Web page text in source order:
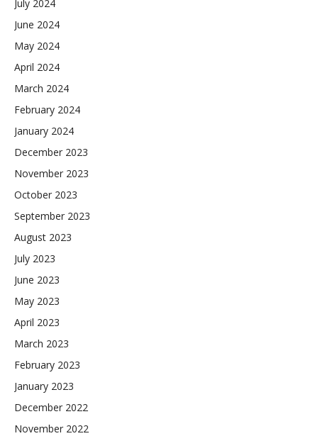
July 2024
June 2024
May 2024
April 2024
March 2024
February 2024
January 2024
December 2023
November 2023
October 2023
September 2023
August 2023
July 2023
June 2023
May 2023
April 2023
March 2023
February 2023
January 2023
December 2022
November 2022